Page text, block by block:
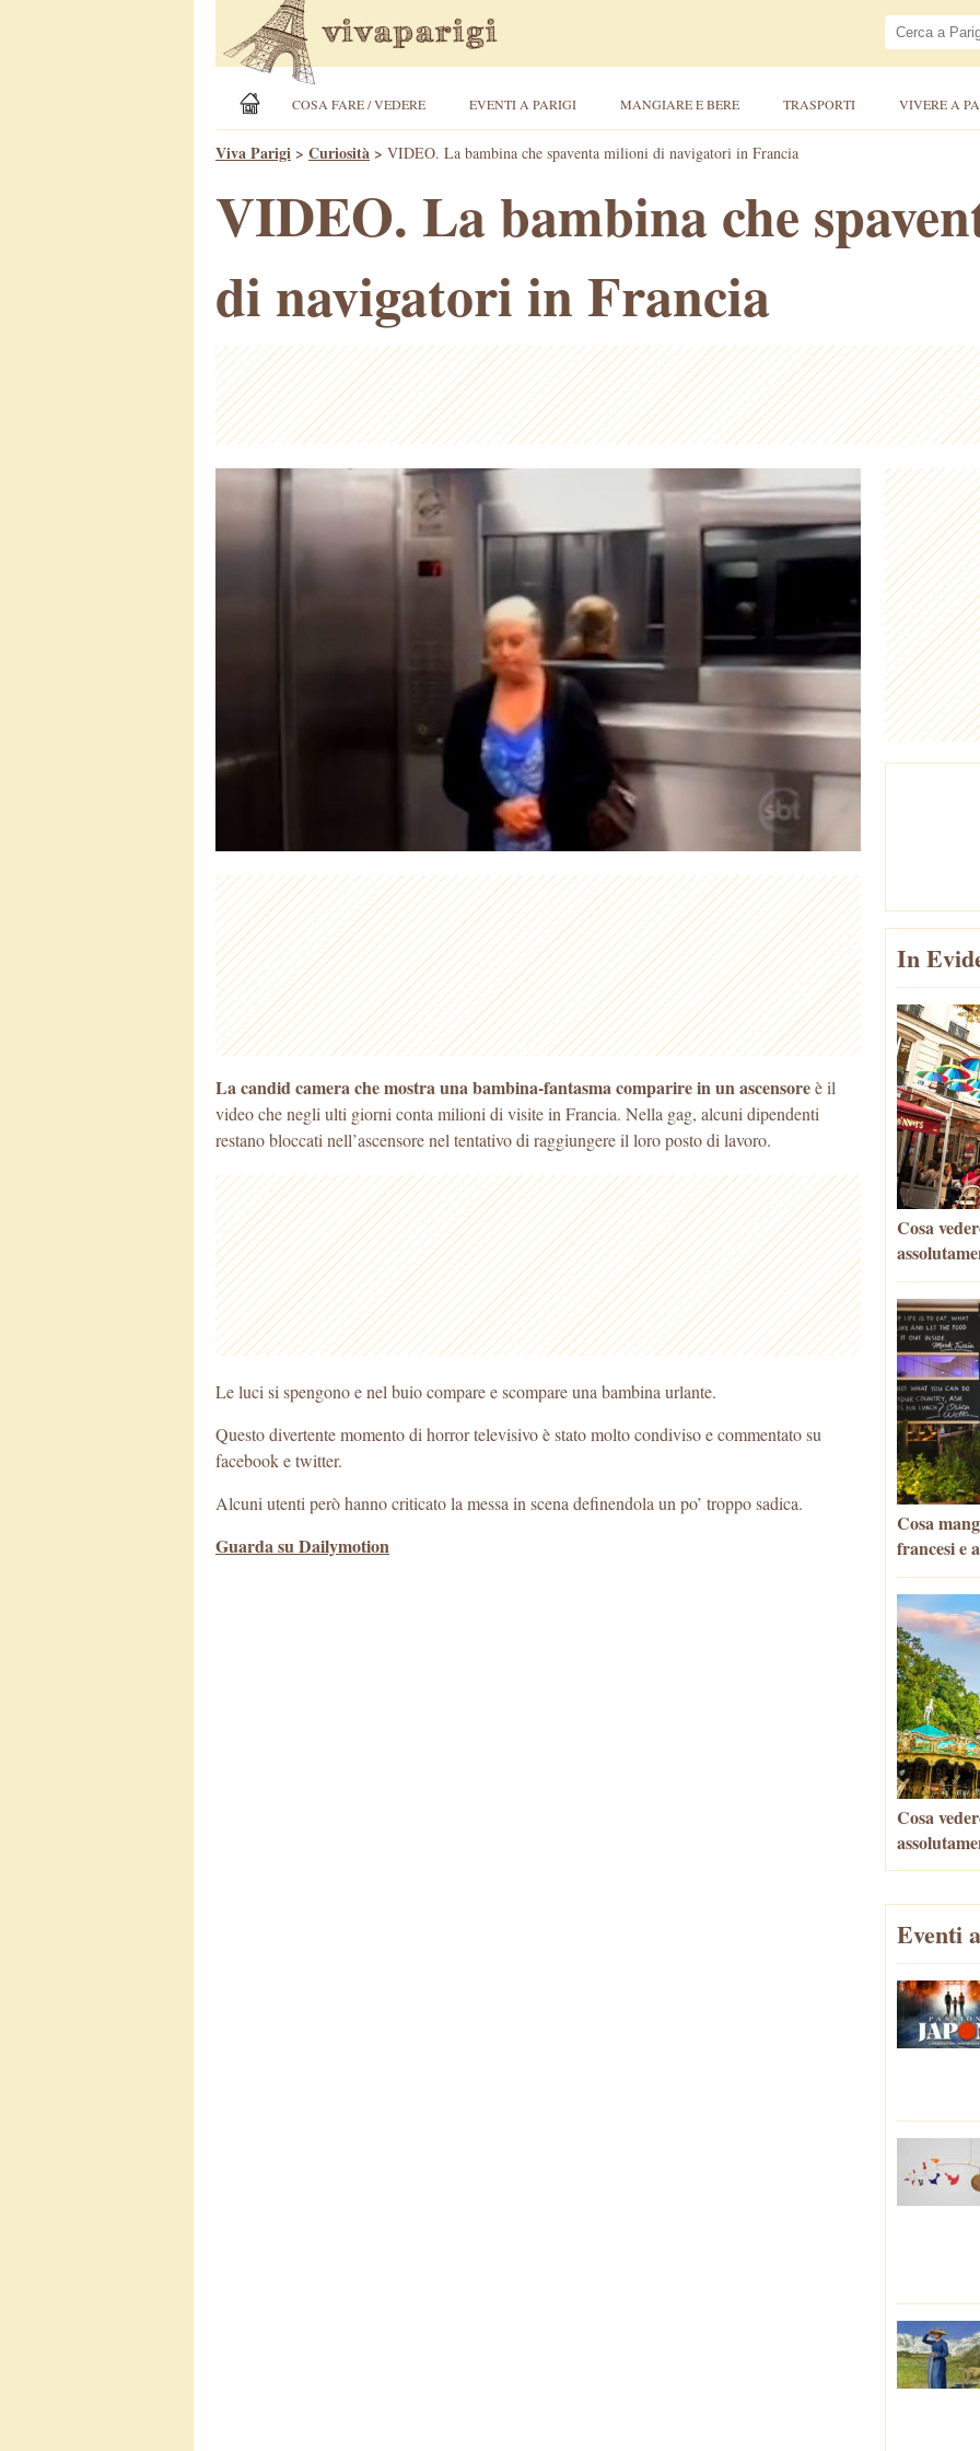
COSA FARE / VEDERE EVENTI A PARIGI MANGIARE E BERE TRASPORTI VIVERE A
Viva Parigi > Curiosità > VIDEO. La bambina che spaventa milioni di navigatori in Francia
VIDEO. La bambina che
di navigatori in Francia
La candid camera che mostra una bambina-fantasma comparire in un ascensoreè il
video che negli ulti giorni conta milioni di visite in Francia. Nella gag, alcuni dipendenti
restano bloccati nell’ascensore nel tentativo di raggiungere il loro posto di lavoro.
Le luci si spengono e nel buio compare e scompare una bambina urlante.
Questo divertente momento di horror televisivo è stato molto condiviso e commentato su
facebook e twitter.
Alcuni utenti però hanno criticato la messa in scena definendola un po’ troppo sadica.
Guarda su Dailymotion
In
Cosa
Cosa
francesi e
Cosa
Eventi